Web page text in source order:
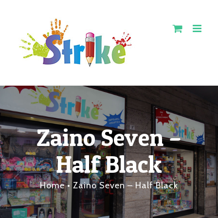
contenuto
Zaino Seven –
Half Black
Home • Zaino Seven – Half Black